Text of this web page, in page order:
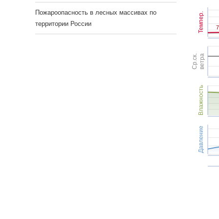
Темпер.
Ср.ск.ветра
Влажность
Давление
Пожароопасность в лесных массивах по
территории России